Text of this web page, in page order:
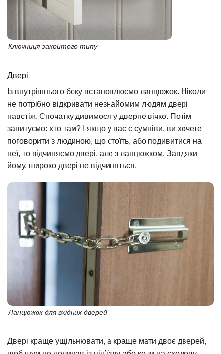
Ключниця закритого типу
Двері
Із внутрішнього боку встановлюємо ланцюжок. Ніколи
не потрібно відкривати незнайомим людям двері
навстіж. Спочатку дивимося у дверне вічко. Потім
запитуємо: хто там? І якщо у вас є сумніви, ви хочете
поговорити з людиною, що стоїть, або подивитися на
неї, то відчиняємо двері, але з ланцюжком. Завдяки
йому, широко двері не відчиняться.
Ланцюжок для вхідних дверей
Двері краще ущільнювати, а краще мати двоє дверей,